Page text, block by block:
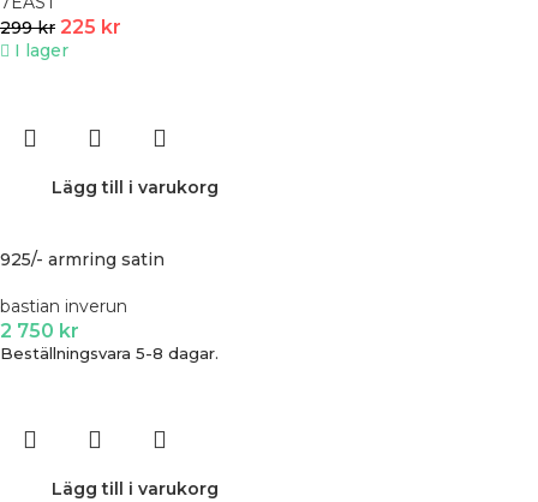
299kr 225 kr
I lager
Lägg till i varukorg
925/- armring satin
bastian inverun
2 750 kr
Beställningsvara 5-8 dagar.
Lägg till i varukorg